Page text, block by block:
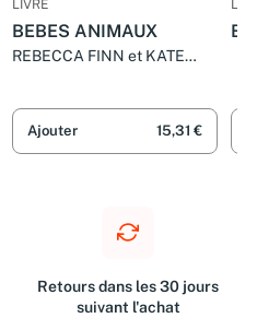
LIVRE
BEBES ANIMAUX
REBECCA FINN et KATE
Ajouter 15,31 €
Retours dans les 30 jours
suivant l'achat